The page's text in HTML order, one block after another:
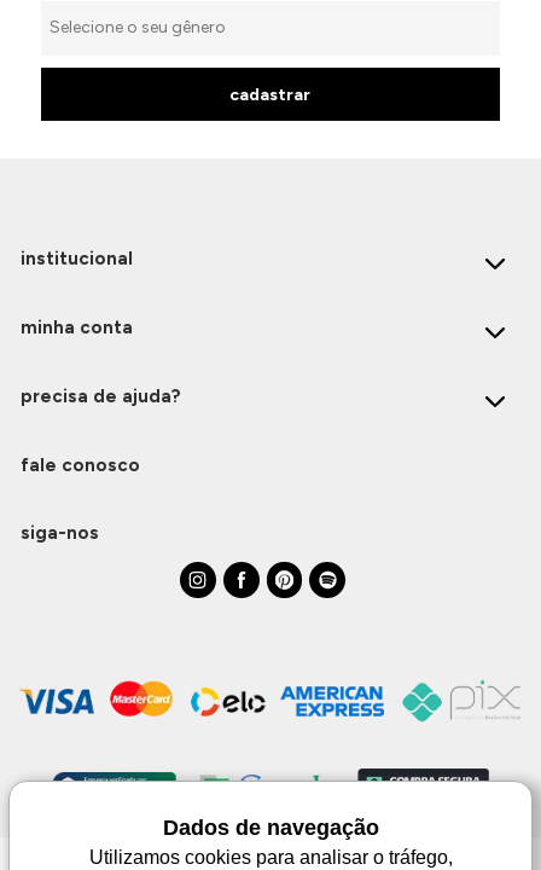
cadastrar
institucional
minha conta
precisa de ajuda?
fale conosco
siga-nos
Dados de navegação
Utilizamos cookies para analisar o tráfego,